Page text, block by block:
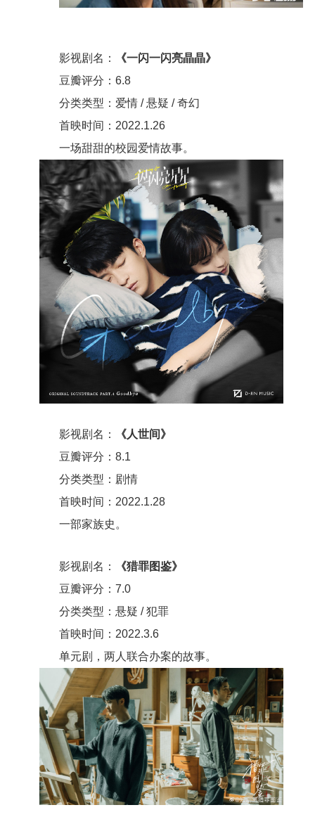
影视剧名：
《一闪一闪亮晶晶》
豆瓣评分：6.8
分类类型：爱情 / 悬疑 / 奇幻
首映时间：2022.1.26
一场甜甜的校园爱情故事。
影视剧名：
《人世间》
豆瓣评分：8.1
分类类型：剧情
首映时间：2022.1.28
一部家族史。
影视剧名：
《猎罪图鉴》
豆瓣评分：7.0
分类类型：悬疑 / 犯罪
首映时间：2022.3.6
单元剧，两人联合办案的故事。